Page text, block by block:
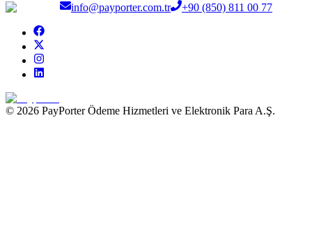
info@payporter.com.tr
+90 (850) 811 00 77
© 2026 PayPorter Ödeme Hizmetleri ve Elektronik Para A.Ş.